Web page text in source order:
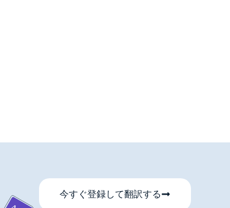
今すぐ登録して翻訳する